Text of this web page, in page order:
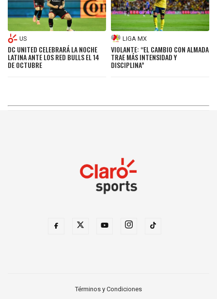
US
DC UNITED CELEBRARÁ LA NOCHE
LATINA ANTE LOS RED BULLS EL 14
DE OCTUBRE
LIGA MX
VIOLANTE: “EL CAMBIO CON ALMADA
TRAE MÁS INTENSIDAD Y
DISCIPLINA”
Términos y Condiciones